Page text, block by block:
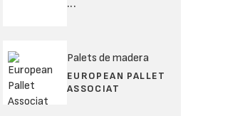
...
Palets de madera
EUROPEAN PALLET
ASSOCIAT